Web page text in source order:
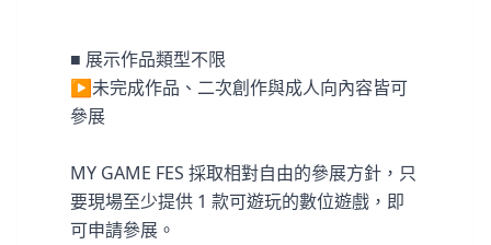
■ 展示作品類型不限
▶未完成作品、二次創作與成人向內容皆可
參展
MY GAME FES 採取相對自由的參展方針，只
要現場至少提供 1 款可遊玩的數位遊戲，即
可申請參展。